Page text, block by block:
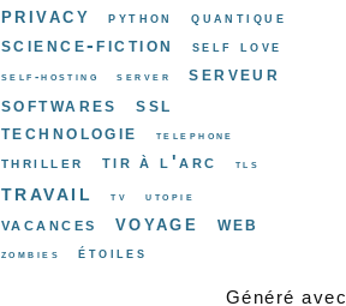
privacy python quantique
science-fiction self love
self-hosting server
serveur
softwares
ssl
technologie telephone
thriller tir à l'arc tls
travail tv utopie
vacances voyage web
zombies étoiles
Généré avec